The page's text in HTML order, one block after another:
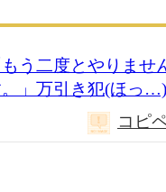
う二度とやりませ
」万引き犯(ほっ…)
コピ